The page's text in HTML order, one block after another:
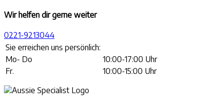
Wir helfen dir gerne weiter
0221-9213044
Sie erreichen uns persönlich:
Mo- Do
10:00-17:00 Uhr
Fr.
10:00-15:00 Uhr